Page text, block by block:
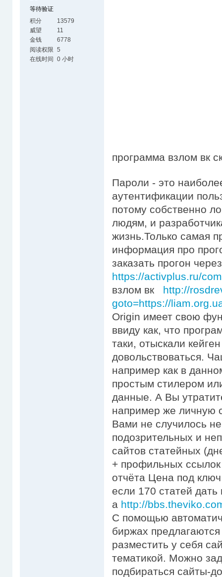
等待验证
积分
13579
威望
11
金钱
6778
阅读权限 5
在线时间 0 小时
программа взлом вк
Пароли - это
аутентификации
потому собственно
людям, и
жизнь.Только самая
информация про
заказать прогон
https://activplus.ru/
взлом вк http://
goto=https://
Origin имеет свою
ввиду как, что
таки, отыскали
довольствоваться.
например как в
простым стилером
данные. А Вы
например же личную
Вами не случилось
подозрительных и
сайтов статейных
+ профильных
отчёта Цена под
если 170 статей
а http://
С помощью
биржах
разместить у себя
тематикой. Можно
подбираться сайты-